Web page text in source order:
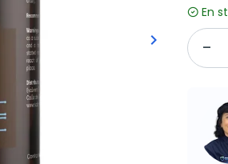
Siguiente
keyboard_arrow_right
En